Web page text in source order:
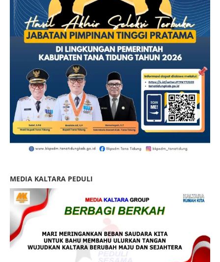
MEDIA KALTARA PEDULI